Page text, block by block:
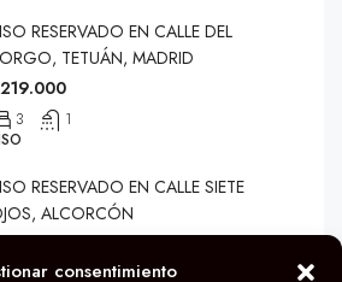
consentimiento
RESERVADO EN CALLE DEL
TETUÁN, MADRID
3
1
RESERVADO EN CALLE SIETE
ALCORCÓN
3 1 80m2